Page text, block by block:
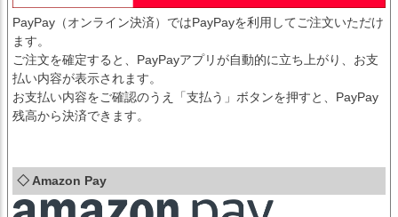
PayPay（オンライン決済）ではPayPayを利用してご注文いただけ
ます。
ご注文を確定すると、PayPayアプリが自動的に立ち上がり、お支
払い内容が表示されます。
お支払い内容をご確認のうえ「支払う」ボタンを押すと、PayPay
残高から決済できます。
◇ Amazon Pay